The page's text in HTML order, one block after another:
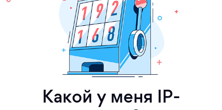
Какой у меня IP-